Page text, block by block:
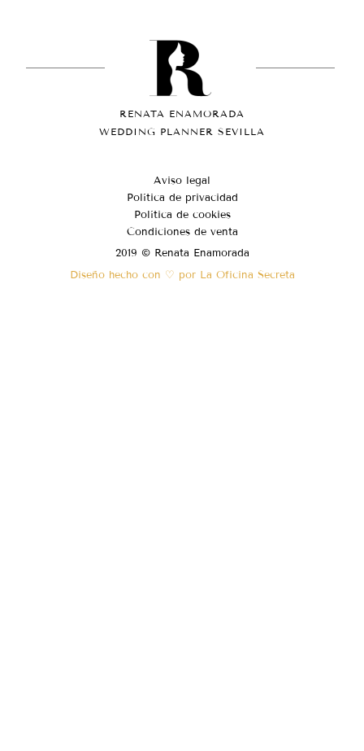
RENATA ENAMORADA
WEDDING PLANNER SEVILLA
Aviso legal
Política de privacidad
Política de cookies
Condiciones de venta
2019 © Renata Enamorada
Diseño hecho con ♡ por La Oficina Secreta